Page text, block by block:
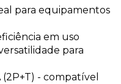
para equipamentos
em uso
para
- compatível